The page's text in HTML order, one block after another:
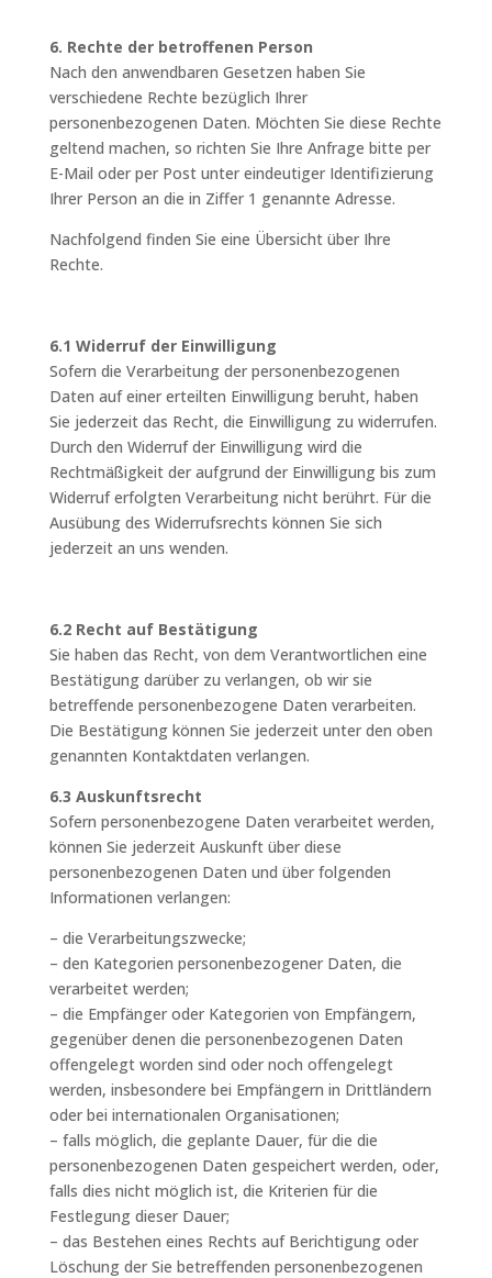
6. Rechte der betroffenen Person
Nach den anwendbaren Gesetzen haben Sie
verschiedene Rechte bezüglich Ihrer
personenbezogenen Daten. Möchten Sie diese Rechte
geltend machen, so richten Sie Ihre Anfrage bitte per
E-Mail oder per Post unter eindeutiger Identifizierung
Ihrer Person an die in Ziffer 1 genannte Adresse.
Nachfolgend finden Sie eine Übersicht über Ihre
Rechte.
6.1 Widerruf der Einwilligung
Sofern die Verarbeitung der personenbezogenen
Daten auf einer erteilten Einwilligung beruht, haben
Sie jederzeit das Recht, die Einwilligung zu widerrufen.
Durch den Widerruf der Einwilligung wird die
Rechtmäßigkeit der aufgrund der Einwilligung bis zum
Widerruf erfolgten Verarbeitung nicht berührt. Für die
Ausübung des Widerrufsrechts können Sie sich
jederzeit an uns wenden.
6.2 Recht auf Bestätigung
Sie haben das Recht, von dem Verantwortlichen eine
Bestätigung darüber zu verlangen, ob wir sie
betreffende personenbezogene Daten verarbeiten.
Die Bestätigung können Sie jederzeit unter den oben
genannten Kontaktdaten verlangen.
6.3 Auskunftsrecht
Sofern personenbezogene Daten verarbeitet werden,
können Sie jederzeit Auskunft über diese
personenbezogenen Daten und über folgenden
Informationen verlangen:
– die Verarbeitungszwecke;
– den Kategorien personenbezogener Daten, die
verarbeitet werden;
– die Empfänger oder Kategorien von Empfängern,
gegenüber denen die personenbezogenen Daten
offengelegt worden sind oder noch offengelegt
werden, insbesondere bei Empfängern in Drittländern
oder bei internationalen Organisationen;
– falls möglich, die geplante Dauer, für die die
personenbezogenen Daten gespeichert werden, oder,
falls dies nicht möglich ist, die Kriterien für die
Festlegung dieser Dauer;
– das Bestehen eines Rechts auf Berichtigung oder
Löschung der Sie betreffenden personenbezogenen